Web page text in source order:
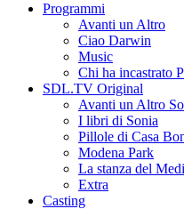
Programmi
Avanti un Altro
Ciao Darwin
Music
Chi ha incastrato
SDL.TV Original
Avanti un Altro
I libri di Sonia
Pillole di Casa
Modena Park
La stanza del
Extra
Casting